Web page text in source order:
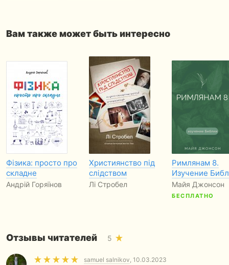
Вам также может быть интересно
Фізика: просто про
складне
Андрій Горяїнов
Християнство під
слідством
Лі Стробел
Римлянам 8.
Изучение
Майя Джонсон
БЕСПЛАТНО
Отзывы читателей 5
samuel salnikov, 10.03.2023